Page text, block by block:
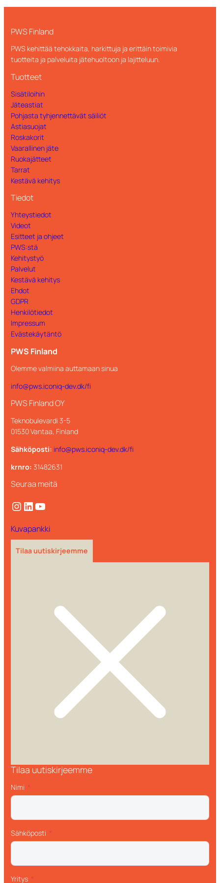
Mjuka plastförp
Multi tarrat – Pappersförpackningar
Multi tarrat – Plastförpackningar
Tarrat – Ivar, Ofärgade
PWS Finland
PWS kehittää tehokkaita, harkittuja ja erittäin toimivia
tuotteita ja palveluita jätehuoltoon ja lajitteluun.
Tuotteet
Sisätiloihin
Jäteastiat
Pohjasta tyhjennettävät säiliöt
Astiasuojat
Roskakorit
Vaarallinen jäte
Ruokajätteet
Tarrat
Kestävä kehitys
Tiedot
Yhteystiedot
Videot
Esitteet ja ohjeet
PWS:stä
Kehitystyö
Palvelut
Kestävä kehitys
Ehdot
GDPR
Henkilötiedot
Impressum
Evästekäytäntö
PWS Finland
Olemme valmiina auttamaan sinua
info@pws.iconiq-dev.dk/fi
PWS Finland OY
Teknobulevardi 3-5
01530 Vantaa, Finland
Sähköposti: info@pws.iconiq-dev.dk/fi
krnro: 31482631
Seuraa meitä
Instagram LinkedIn YouTube
Kuvapankki
Tilaa uutiskirjeemme
Tilaa uutiskirjeemme
Nimi
Sähköposti
Yritys